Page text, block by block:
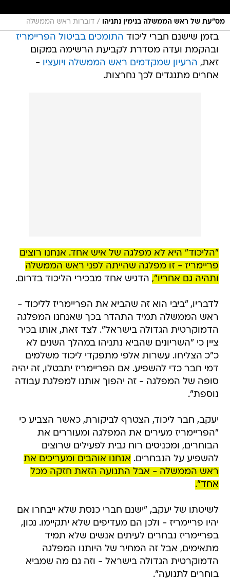
מס״עת של ראש הממשלה בנימין נתניהו / דוברות ראש הממשלה
בזמן שישנם חברי ליכוד התומכים בביטול הפריימריז
ובהקמת ועדה מסדרת לקביעת הרשימה במקום
זאת, הרעיון שמקדמים ראש הממשלה ויועציו -
אחרים מתנגדים לכך נחרצות.
"הליכוד" היא לא מפלגה של איש אחד. אנחנו רוצים
פריימריז - זו מפלגה שהייתה לפני ראש הממשלה
ותהיה גם אחריו", הדגיש אחד מבכירי הליכוד בדרום.
לדבריו, "ביבי הוא זה שהביא את הפריימריז לליכוד -
ראש הממשלה תמיד התהדר בכך שאנחנו המפלגה
הדמוקרטית הגדולה בישראל". לצד זאת, אותו בכיר
ציין כי "השריונים שהביא נתניהו במהלך השנים לא
כ"כ הצליחו. עשרות אלפי מתפקדי ליכוד משלמים
דמי חבר כדי להשפיע. אם הפריימריז יתבטלו, זה יהיה
סופה של המפלגה - זה יהפוך אותנו למפלגת עבודה
נוספת".
יעקב, חבר ליכוד, הצטרף לביקורת, כאשר הצביע כי
"הפריימריז מעירים את המפלגה ומעוררים את
הבוחרים, ומכניסים רוח גבית לפעילים שרוצים
להשפיע על הנבחרים. אנחנו אוהבים ומעריכים את
ראש הממשלה - אבל התנועה הזאת חזקה מכל
אחד".
לשיטתו של יעקב, "ישנם חברי כנסת שלא ייבחרו אם
יהיו פריימריז - ולכן הם מעדיפים שלא יתקיימו. נכון,
בפריימריז נבחרים לעיתים אנשים שלא תמיד
מתאימים, אבל זה המחיר של היותנו המפלגה
הדמוקרטית הגדולה בישראל - וזה גם מה שמביא
בוחרים לתנועה".